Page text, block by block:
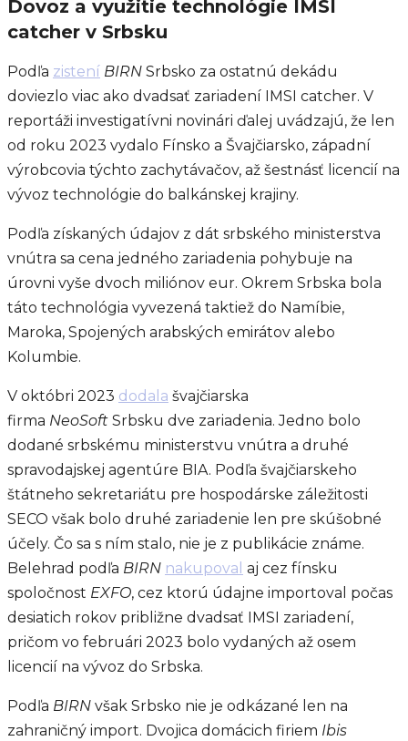
Dovoz a využitie technológie IMSI
catcher v Srbsku
Podľa zistení BIRN Srbsko za ostatnú dekádu
doviezlo viac ako dvadsať zariadení IMSI catcher. V
reportáži investigatívni novinári ďalej uvádzajú, že len
od roku 2023 vydalo Fínsko a Švajčiarsko, západní
výrobcovia týchto zachytávačov, až šestnásť licencií na
vývoz technológie do balkánskej krajiny.
Podľa získaných údajov z dát srbského ministerstva
vnútra sa cena jedného zariadenia pohybuje na
úrovni vyše dvoch miliónov eur. Okrem Srbska bola
táto technológia vyvezená taktiež do Namíbie,
Maroka, Spojených arabských emirátov alebo
Kolumbie.
V októbri 2023 dodala švajčiarska
firma NeoSoft Srbsku dve zariadenia. Jedno bolo
dodané srbskému ministerstvu vnútra a druhé
spravodajskej agentúre BIA. Podľa švajčiarskeho
štátneho sekretariátu pre hospodárske záležitosti
SECO však bolo druhé zariadenie len pre skúšobné
účely. Čo sa s ním stalo, nie je z publikácie známe.
Belehrad podľa BIRN nakupoval aj cez fínsku
spoločnost EXFO, cez ktorú údajne importoval počas
desiatich rokov približne dvadsať IMSI zariadení,
pričom vo februári 2023 bolo vydaných až osem
licencií na vývoz do Srbska.
Podľa BIRN však Srbsko nie je odkázané len na
zahraničný import. Dvojica domácich firiem Ibis